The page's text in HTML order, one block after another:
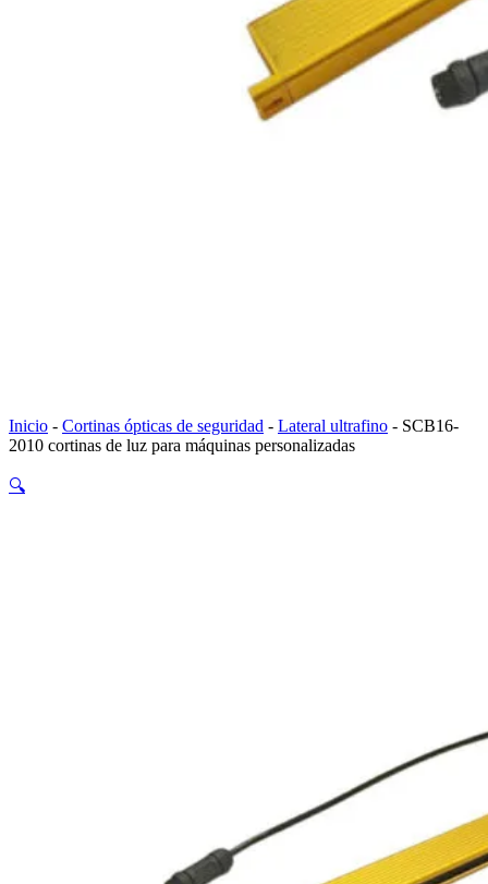
Inicio - Cortinas ópticas de seguridad - Lateral ultrafino - SCB16-
2010 cortinas de luz para máquinas personalizadas
🔍